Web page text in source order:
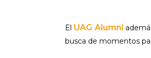
El UAG Alumni
busca de momentos